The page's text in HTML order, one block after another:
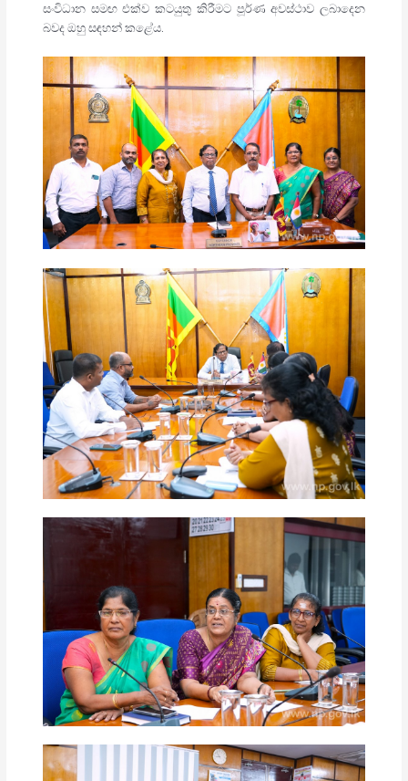
සංවිධාන සමඟ එක්ව කටයුතු කිරීමට පූර්ණ අවස්ථාව ලබාදෙන
බවද ඔහු සඳහන් කළේය.